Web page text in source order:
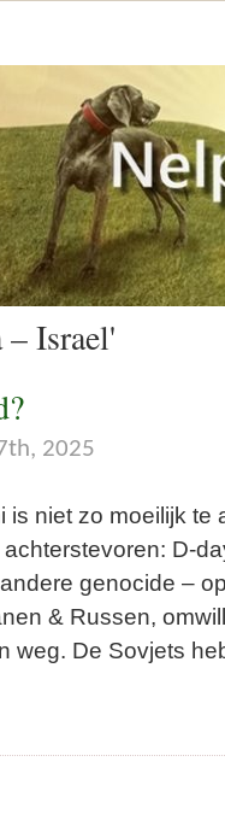
– Israel'
2025
is niet zo moeilijk te
D-
genocide –
& Russen,
weg. De Sovjets